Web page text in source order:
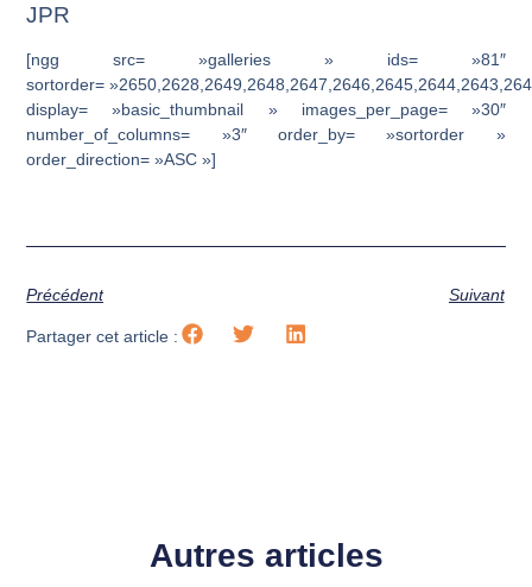
JPR
[ngg src= »galleries » ids= »81″
sortorder=
display= »basic_thumbnail » images_per_page= »30″
number_of_columns= »3″ order_by= »sortorder »
order_direction= »ASC »]
Précédent Suivant
Partager cet article :
Autres articles